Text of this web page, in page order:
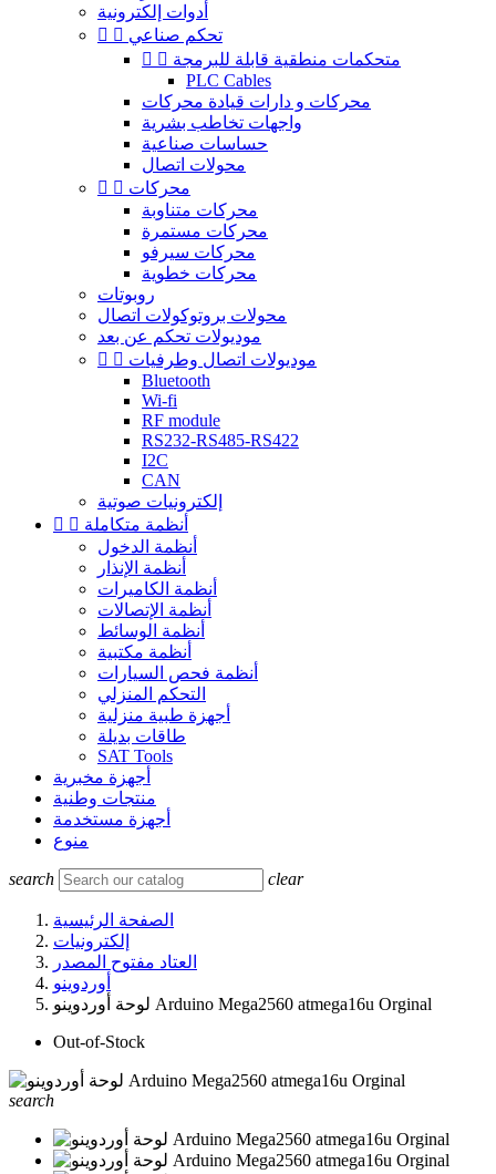
أدوات إلكترونية
  تحكم صناعي
  متحكمات منطقية قابلة للبرمجة
PLC Cables
محركات و دارات قيادة محركات
واجهات تخاطب بشرية
حساسات صناعية
محولات اتصال
  محركات
محركات متناوبة
محركات مستمرة
محركات سيرفو
محركات خطوية
روبوتات
محولات بروتوكولات اتصال
موديولات تحكم عن بعد
  موديولات اتصال وطرفيات
Bluetooth
Wi-fi
RF module
RS232-RS485-RS422
I2C
CAN
إلكترونيات صوتية
  أنظمة متكاملة
أنظمة الدخول
أنظمة الإنذار
أنظمة الكاميرات
أنظمة الإتصالات
أنظمة الوسائط
أنظمة مكتبية
أنظمة فحص السيارات
التحكم المنزلي
أجهزة طبية منزلية
طاقات بديلة
SAT Tools
أجهزة مخبرية
منتجات وطنية
أجهزة مستخدمة
منوع
search clear
الصفحة الرئيسية
إلكترونيات
العتاد مفتوح المصدر
أوردوينو
لوحة أوردوينو Arduino Mega2560 atmega16u Orginal
Out-of-Stock
search